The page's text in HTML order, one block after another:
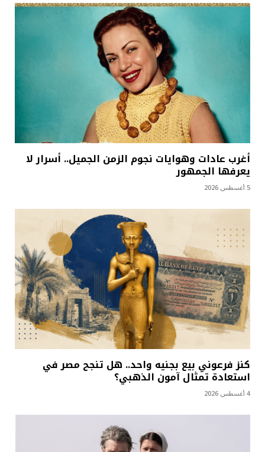
أغرب عادات وهوايات نجوم الزمن الجميل.. أسرار لا
يعرفها الجمهور
5 أغسطس 2026
كنز فرعوني بيع بجنيه واحد.. هل تنجح مصر في
استعادة تمثال آمون الذهبي؟
4 أغسطس 2026